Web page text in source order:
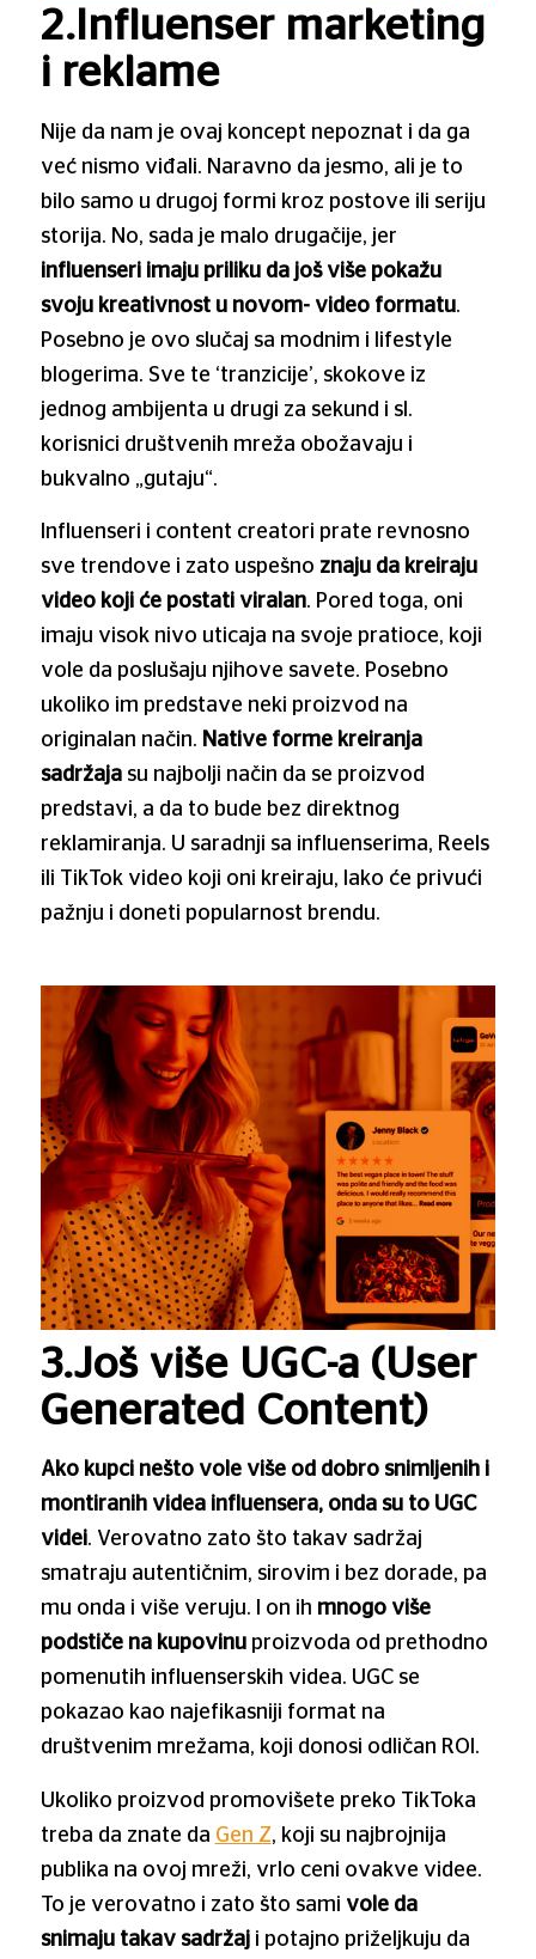
2.Influenser marketing
i reklame
Nije da nam je ovaj koncept nepoznat i da ga
već nismo viđali. Naravno da jesmo, ali je to
bilo samo u drugoj formi kroz postove ili seriju
storija. No, sada je malo drugačije, jer
influenseri imaju priliku da još više pokažu
svoju kreativnost u novom- video formatu.
Posebno je ovo slučaj sa modnim i lifestyle
blogerima. Sve te ‘tranzicije’, skokove iz
jednog ambijenta u drugi za sekund i sl.
korisnici društvenih mreža obožavaju i
bukvalno „gutaju“.
Influenseri i content creatori prate revnosno
sve trendove i zato uspešno znaju da kreiraju
video koji će postati viralan. Pored toga, oni
imaju visok nivo uticaja na svoje pratioce, koji
vole da poslušaju njihove savete. Posebno
ukoliko im predstave neki proizvod na
originalan način. Native forme kreiranja
sadržajasu najbolji način da se proizvod
predstavi, a da to bude bez direktnog
reklamiranja. U saradnji sa influenserima, Reels
ili TikTok video koji oni kreiraju, lako će privući
pažnju i doneti popularnost brendu.
3.Još više UGC-a (User
Generated Content)
Ako kupci nešto vole više od dobro snimljenih i
montiranih videa influensera, onda su to UGC
videi. Verovatno zato što takav sadržaj
smatraju autentičnim, sirovim i bez dorade, pa
mu onda i više veruju. I on ih mnogo više
podstiče na kupovinuproizvoda od prethodno
pomenutih influenserskih videa. UGC se
pokazao kao najefikasniji format na
društvenim mrežama, koji donosi odličan ROI.
Ukoliko proizvod promovišete preko TikToka
treba da znate da Gen Z, koji su najbrojnija
publika na ovoj mreži, vrlo ceni ovakve videe.
To je verovatno i zato što sami vole da
snimaju takav sadržaj i potajno priželjkuju da